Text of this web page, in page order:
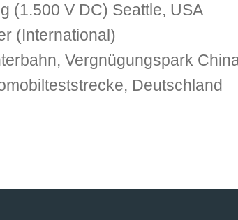
(1.500 V DC) Seattle, USA
(International)
Vergnügungspark
Deutschland